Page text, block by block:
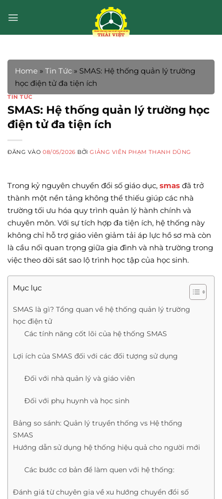
qua
Home » Tin Tức » SMAS: Hệ thống quản lý trường
học điện tử đa tiện ích
TIN TỨC
SMAS: Hệ thống quản lý trường học
điện tử đa tiện ích
ĐĂNG VÀO08/05/2026 BỞIGIẢNG VIÊN PHẠM THANH DŨNG
Trong kỷ nguyên chuyển đổi số giáo dục, smas đã trở
thành một nền tảng không thể thiếu giúp các nhà
trường tối ưu hóa quy trình quản lý hành chính và
chuyên môn. Với sự tích hợp đa tiện ích, hệ thống này
không chỉ hỗ trợ giáo viên giảm tải áp lực hồ sơ mà còn
là cầu nối quan trọng giữa gia đình và nhà trường trong
việc theo dõi sát sao lộ trình học tập của học sinh.
Mục lục
SMAS là gì? Tổng quan về hệ thống quản lý trường
học điện tử
Các tính năng cốt lõi của hệ thống SMAS
Lợi ích của SMAS đối với các đối tượng sử dụng
Đối với nhà quản lý và giáo viên
Đối với phụ huynh và học sinh
Bảng so sánh: Quản lý truyền thống vs Hệ thống
SMAS
Hướng dẫn sử dụng hệ thống hiệu quả cho người mới
Các bước cơ bản để làm quen với hệ thống:
Đánh giá từ chuyên gia về xu hướng chuyển đổi số